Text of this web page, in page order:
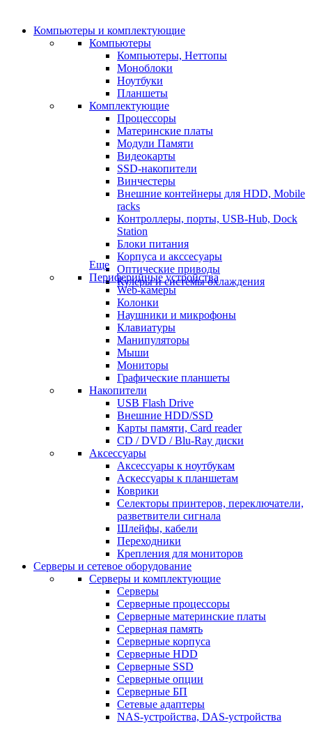
Компьютеры и комплектующие
Компьютеры
Компьютеры, Неттопы
Моноблоки
Ноутбуки
Планшеты
Комплектующие
Процессоры
Материнские платы
Модули Памяти
Видеокарты
SSD-накопители
Винчестеры
Внешние контейнеры для HDD, Mobile
racks
Контроллеры, порты, USB-Hub, Dock
Station
Блоки питания
Корпуса и акссесуары
Оптические приводы
Кулеры и системы охлаждения
Еще
Периферийные устройства
Web-камеры
Колонки
Наушники и микрофоны
Клавиатуры
Манипуляторы
Мыши
Мониторы
Графические планшеты
Накопители
USB Flash Drive
Внешние HDD/SSD
Карты памяти, Card reader
CD / DVD / Blu-Ray диски
Аксессуары
Аксессуары к ноутбукам
Аскессуары к планшетам
Коврики
Селекторы принтеров, переключатели,
разветвители сигнала
Шлейфы, кабели
Переходники
Крепления для мониторов
Серверы и сетевое оборудование
Серверы и комплектующие
Серверы
Серверные процессоры
Серверные материнские платы
Серверная память
Серверные корпуса
Серверные HDD
Серверные SSD
Серверные опции
Серверные БП
Сетевые адаптеры
NAS-устройства, DAS-устройства